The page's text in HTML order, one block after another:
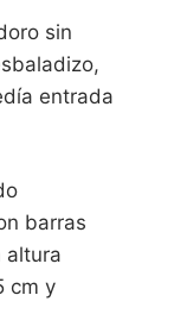
sin
entrada
barras
altura
cm y